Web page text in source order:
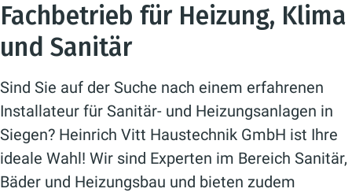
Fachbetrieb für Heizung, Klima
und Sanitär
Sind Sie auf der Suche nach einem erfahrenen
Installateur für Sanitär- und Heizungsanlagen in
Siegen? Heinrich Vitt Haustechnik GmbH ist Ihre
ideale Wahl! Wir sind Experten im Bereich Sanitär,
Bäder und Heizungsbau und bieten zudem